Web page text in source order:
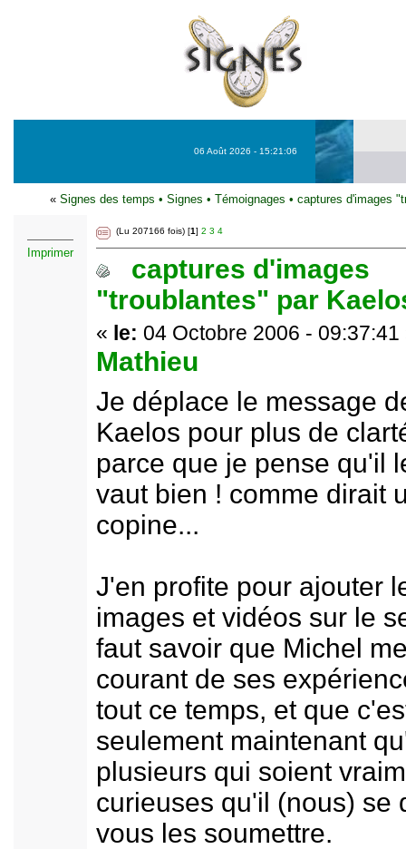
06 Août 2026 - 15:21:06
« Signes des temps • Signes • Témoignages • captures d'images
Imprimer
(Lu 207166 fois) [1] 2 3 4
captures d'images
"troublantes" par
« le: 04 Octobre 2006 - 09:37:41
Mathieu
Je déplace le message
Kaelos pour plus de
parce que je pense qu'il
vaut bien ! comme dirait
copine...
J'en profite pour ajouter
images et vidéos sur le
faut savoir que Michel
courant de ses
tout ce temps, et que
seulement maintenant
plusieurs qui soient
curieuses qu'il (nous) se
vous les soumettre.